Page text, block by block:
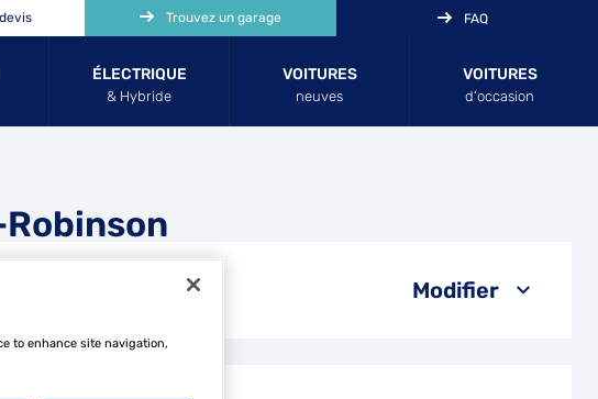
ÉLECTRIQUE
& Hybride
VOITURES
neuves
VOITURES
d’occasion
Trouvez un garage FAQ
Robinson
Modifier
to enhance site navigation,